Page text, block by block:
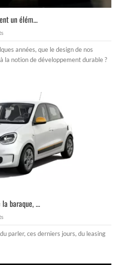
un élém...
années, que le design de nos
la notion de développement durable ?
baraque, ...
parler, ces derniers jours, du leasing